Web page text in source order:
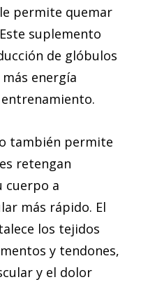
permite quemar
suplemento
de glóbulos
energía
también permite
retengan
cuerpo a
más rápido. El
los tejidos
y tendones,
y el dolor